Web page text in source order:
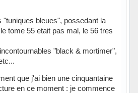
"tuniques bleues", possedant la
tome 55 etait pas mal, le 56 tres
"black & mortimer",
que j'ai bien une cinquantaine
en ce moment : je commence